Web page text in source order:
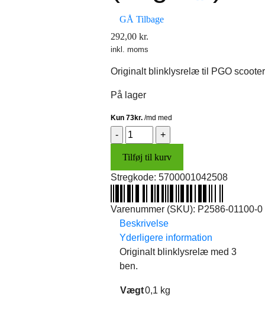
GÅ Tilbage
292,00 kr.
inkl. moms
Originalt blinklysrelæ til PGO scooter
På lager
Blinklysrelæ
(original)
antal
Tilføj til kurv
Stregkode: 5700001042508
Varenummer (SKU): P2586-01100-0
Beskrivelse
Yderligere information
Originalt blinklysrelæ med 3
ben.
Vægt0,1 kg